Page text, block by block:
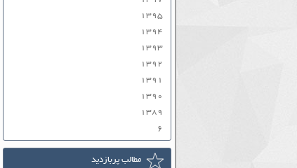
۱۳۹۵
۱۳۹۴
۱۳۹۳
۱۳۹۲
۱۳۹۱
۱۳۹۰
۱۳۸۹
۶
مطالب پربازدید